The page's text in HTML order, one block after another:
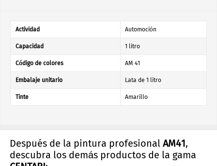
Actividad Automoción
Capacidad 1 litro
Código de colores AM 41
Embalaje unitario Lata de 1 litro
Tinte Amarillo
Después de la pintura profesional AM41,
descubra los demás productos de la gama